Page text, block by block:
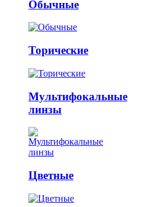
Обычные
Торические
Мультифокальные
линзы
Цветные